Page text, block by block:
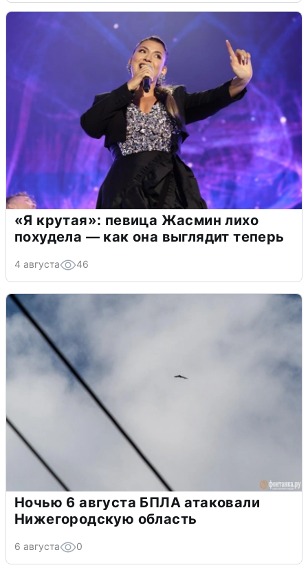
«Я крутая»: певица Жасмин лихо
похудела — как она выглядит теперь
4 августа 46
Ночью 6 августа БПЛА атаковали
Нижегородскую область
6 августа 0